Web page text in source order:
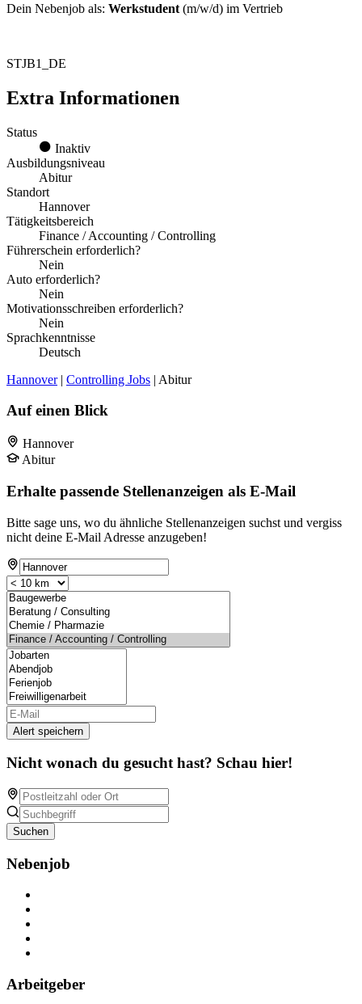
Dein Nebenjob als: Werkstudent (m/w/d) im Vertrieb
STJB1_DE
Extra Informationen
Status
Inaktiv
Ausbildungsniveau
Abitur
Standort
Hannover
Tätigkeitsbereich
Finance / Accounting / Controlling
Führerschein erforderlich?
Nein
Auto erforderlich?
Nein
Motivationsschreiben erforderlich?
Nein
Sprachkenntnisse
Deutsch
Hannover| Controlling Jobs | Abitur
Auf einen Blick
Hannover
Abitur
Erhalte passende Stellenanzeigen als E-Mail
Bitte sage uns, wo du ähnliche Stellenanzeigen suchst und vergiss
nicht deine E-Mail Adresse anzugeben!
Alert speichern
Nicht wonach du gesucht hast? Schau hier!
Suchen
Nebenjob
Arbeitgeber